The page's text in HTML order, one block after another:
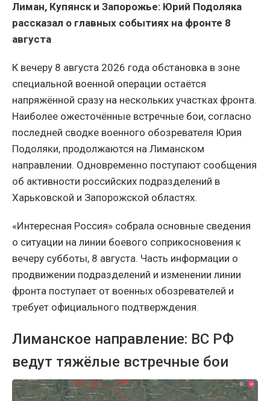
Лиман, Купянск и Запорожье: Юрий Подоляка
рассказал о главных событиях на фронте 8
августа
К вечеру 8 августа 2026 года обстановка в зоне
специальной военной операции остаётся
напряжённой сразу на нескольких участках фронта.
Наиболее ожесточённые встречные бои, согласно
последней сводке военного обозревателя Юрия
Подоляки, продолжаются на Лиманском
направлении. Одновременно поступают сообщения
об активности российских подразделений в
Харьковской и Запорожской областях.
«Интересная Россия» собрала основные сведения
о ситуации на линии боевого соприкосновения к
вечеру субботы, 8 августа. Часть информации о
продвижении подразделений и изменении линии
фронта поступает от военных обозревателей и
требует официального подтверждения.
Лиманское направление: ВС РФ
ведут тяжёлые встречные бои